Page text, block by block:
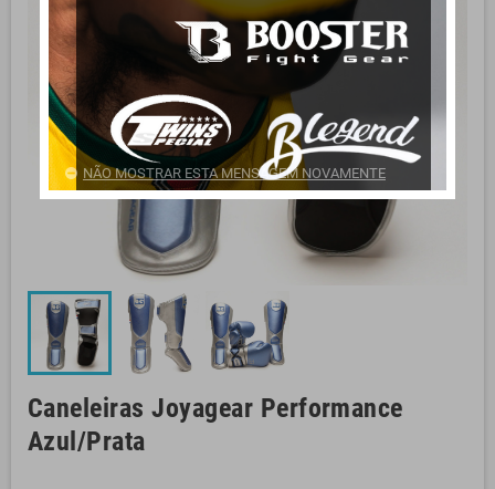
Caneleiras Joyagear Performance
Azul/Prata
NÃO MOSTRAR ESTA MENSAGEM NOVAMENTE